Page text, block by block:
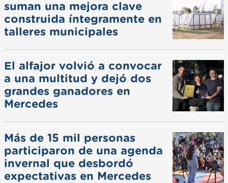
suman una mejora clave
construida íntegramente en
talleres municipales
El alfajor volvió a convocar
a una multitud y dejó dos
grandes ganadores en
Mercedes
Más de 15 mil personas
participaron de una agenda
invernal que desbordó
expectativas en Mercedes